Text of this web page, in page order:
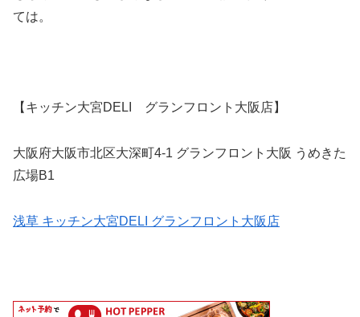
ては。
【キッチン大宮DELI グランフロント大阪店】
大阪府大阪市北区大深町4-1 グランフロント大阪 うめきた
広場B1
浅草 キッチン大宮DELI グランフロント大阪店